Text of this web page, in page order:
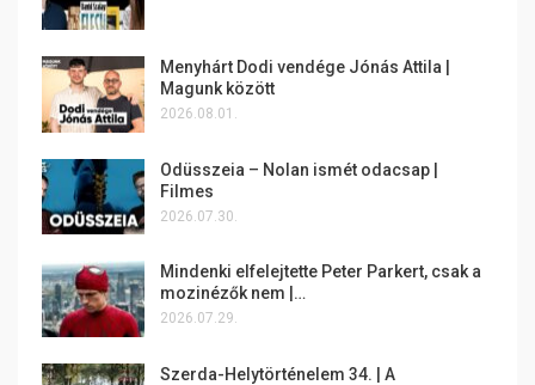
Menyhárt Dodi vendége Jónás Attila |
Magunk között
2026.08.01.
Odüsszeia – Nolan ismét odacsap |
Filmes
2026.07.30.
Mindenki elfelejtette Peter Parkert, csak a
mozinézők nem |…
2026.07.29.
Szerda-Helytörténelem 34. | A